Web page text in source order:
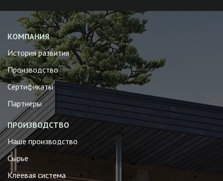
КОМПАНИЯ
История развития
Производство
Сертификаты
Партнеры
ПРОИЗВОДСТВО
Наше производство
Сырье
Клеевая система